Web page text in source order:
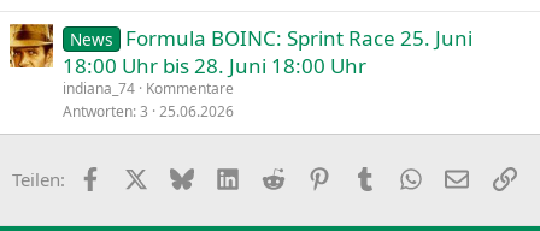
News
Formula BOINC: Sprint Race 25. Juni
18:00 Uhr bis 28. Juni 18:00 Uhr
indiana_74 Kommentare
Antworten 3 25.06.2026
Teilen: Facebook BlueskyLinkedIn
Reddit PinterestTumblr WhatsApp
E-Mail